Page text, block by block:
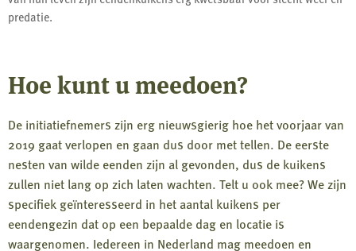
predatie.
Hoe kunt u meedoen?
De initiatiefnemers zijn erg nieuwsgierig hoe het voorjaar van
2019 gaat verlopen en gaan dus door met tellen. De eerste
nesten van wilde eenden zijn al gevonden, dus de kuikens
zullen niet lang op zich laten wachten. Telt u ook mee? We zijn
specifiek geïnteresseerd in het aantal kuikens per
eendengezin dat op een bepaalde dag en locatie is
waargenomen. Iedereen in Nederland mag meedoen en